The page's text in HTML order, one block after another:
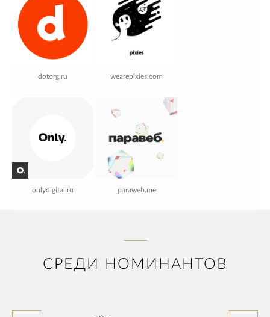
dotorg.ru wearepixies.com
onlydigital.ru paraweb.me
СРЕДИ НОМИНАНТОВ